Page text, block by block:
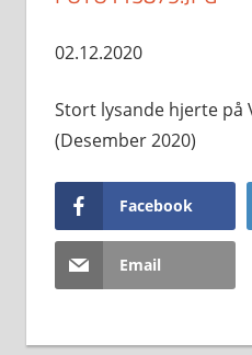
02.12.2020
Stort lysande hjerte på
(Desember 2020)
Facebook
Email